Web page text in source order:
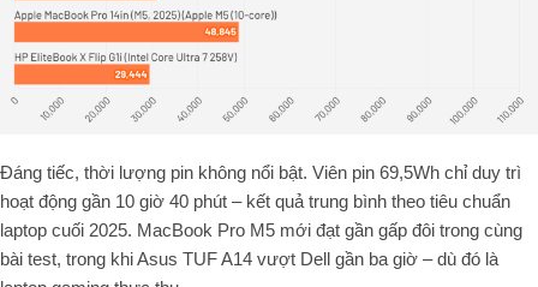
Đáng tiếc, thời lượng pin không nổi bật. Viên pin 69,5Wh chỉ duy trì
hoạt động gần 10 giờ 40 phút – kết quả trung bình theo tiêu chuẩn
laptop cuối 2025. MacBook Pro M5 mới đạt gần gấp đôi trong cùng
bài test, trong khi Asus TUF A14 vượt Dell gần ba giờ – dù đó là